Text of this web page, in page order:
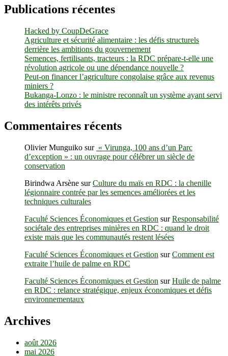
Publications récentes
Hacked by CoupDeGrace
Agriculture et sécurité alimentaire : les défis structurels
derrière les ambitions du gouvernement
Semences, fertilisants, tracteurs : la RDC prépare-t-elle une
révolution agricole ou une dépendance nouvelle ?
Peut-on financer l’agriculture congolaise grâce aux revenus
miniers ?
Bukanga-Lonzo : le ministre reconnaît un système ayant servi
des intérêts privés
Commentaires récents
Olivier Munguiko sur « Virunga, 100 ans d’un Parc
d’exception » : un ouvrage pour célébrer un siècle de
conservation
Birindwa Arsène surCulture du maïs en RDC : la chenille
légionnaire contrée par les semences améliorées et les
techniques culturales
Faculté Sciences Économiques et Gestion surResponsabilité
sociétale des entreprises minières en RDC : quand le droit
existe mais que les communautés restent lésées
Faculté Sciences Économiques et Gestion surComment est
extraite l’huile de palme en RDC
Faculté Sciences Économiques et Gestion surHuile de palme
en RDC : relance stratégique, enjeux économiques et défis
environnementaux
Archives
août 2026
mai 2026